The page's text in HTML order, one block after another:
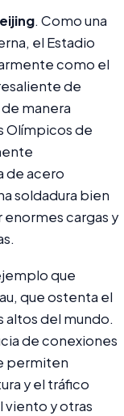
. Como una
el Estadio
como el
de
manera
Olímpicos de
de acero
soldadura bien
cargas y
que
que ostenta el
altos del mundo.
de conexiones
permiten
y el tráfico
viento y otras